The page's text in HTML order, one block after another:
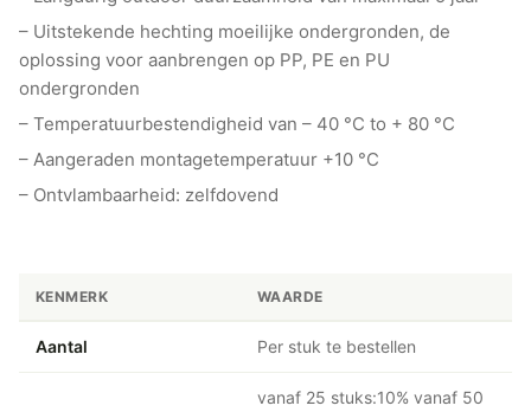
– Uitstekende hechting moeilijke ondergronden, de
oplossing voor aanbrengen op PP, PE en PU
ondergronden
– Temperatuurbestendigheid van – 40 °C to + 80 °C
– Aangeraden montagetemperatuur +10 °C
– Ontvlambaarheid: zelfdovend
KENMERK WAARDE
Aantal Per stuk te bestellen
vanaf 25 stuks:10% vanaf 50